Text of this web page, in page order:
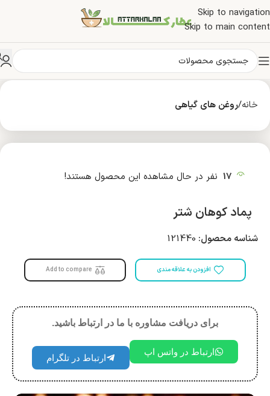
Skip to navigation
Skip to main content
خانه روغن های گیاهی
17 نفر در حال مشاهده این محصول هستند!
پماد کوهان شتر
شناسه محصول: 121440
افزودن به علاقه مندی Add to compare
برای دریافت مشاوره با ما در ارتباط باشید.
ارتباط در واتس اپ
ارتباط در تلگرام